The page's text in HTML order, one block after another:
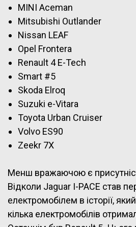
MINI Aceman
Mitsubishi Outlander
Nissan LEAF
Opel Frontera
Renault 4 E-Tech
Smart #5
Skoda Elroq
Suzuki e-Vitara
Toyota Urban Cruiser
Volvo ES90
Zeekr 7X
Менш вражаючою є
Відколи Jaguar I-PACE став
електромобілем в історії,
кілька електромобілів